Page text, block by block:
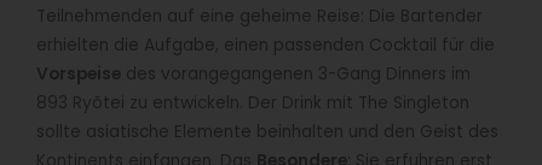
Teilnehmenden auf eine geheime Reise: Die Bartender
erhielten die Aufgabe, einen passenden Cocktail für die
Vorspeise des vorangegangenen 3-Gang Dinners im
893 Ryõtei zu entwickeln. Der Drink mit The Singleton
sollte asiatische Elemente beinhalten und den Geist des